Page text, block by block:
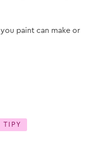
paint can make or
TIPY